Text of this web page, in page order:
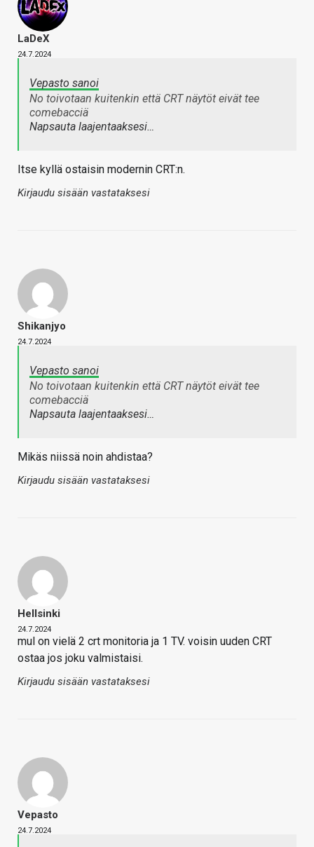
LaDeX
24.7.2024
Vepasto sanoi
No toivotaan kuitenkin että CRT näytöt eivät tee
comebacciä
Napsauta laajentaaksesi…
Itse kyllä ostaisin modernin CRT:n.
Kirjaudu sisään vastataksesi
Shikanjyo
24.7.2024
Vepasto sanoi
No toivotaan kuitenkin että CRT näytöt eivät tee
comebacciä
Napsauta laajentaaksesi…
Mikäs niissä noin ahdistaa?
Kirjaudu sisään vastataksesi
Hellsinki
24.7.2024
mul on vielä 2 crt monitoria ja 1 TV. voisin uuden CRT
ostaa jos joku valmistaisi.
Kirjaudu sisään vastataksesi
Vepasto
24.7.2024